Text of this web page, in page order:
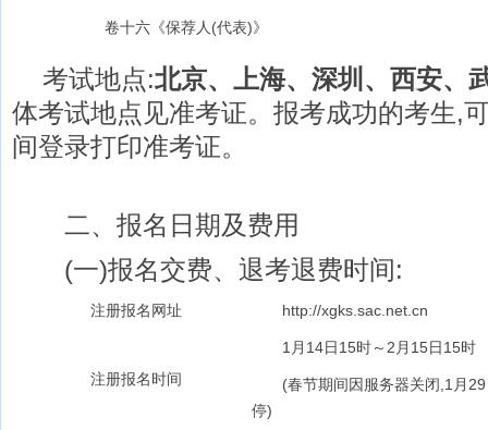
卷十六《保荐人(代表)》
考试地点:北京、上海、深圳、西安、
体考试地点见准考证。报考成功的考生,
间登录打印准考证。
二、报名日期及费用
(一)报名交费、退考退费时间:
注册报名网址 http://xgks.sac.net.cn
注册报名时间
1月14日15时～2月15日15时
(春节期间因服务器关闭,1月29
停)